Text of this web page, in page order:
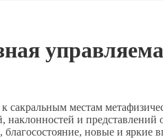
сакральным местам
и
благосостояние, новые и